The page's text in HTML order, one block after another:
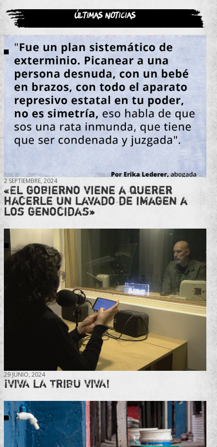
Últimas noticias
2 SEPTIEMBRE, 2024
«El gobierno viene a querer
hacerle un lavado de imagen a
los genocidas»
29 JUNIO, 2024
¡VIVA LA TRIBU VIVA!